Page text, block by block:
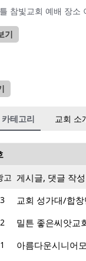
참빛교회 예배 장소
기
테고리 교회 소
고 게시글, 댓글 작
교회 성가대/합
밀튼 좋은씨앗교
아름다운시니어